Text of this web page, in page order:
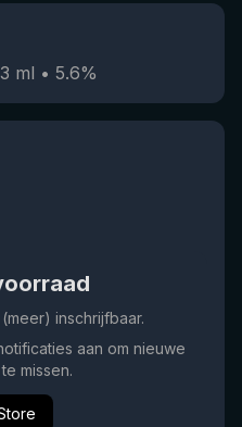
ml • 5.6%
inschrijfbaar.
aan om nieuwe
missen.